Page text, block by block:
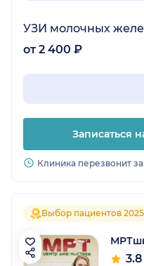
УЗИ молочных
от 2 400 ₽
Записаться
Клиника перезвонит
Выбор пациентов 2025
3.8